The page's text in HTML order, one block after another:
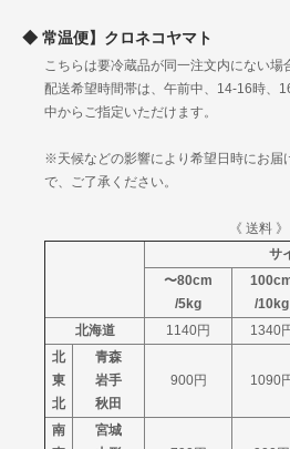
関
西
京都
大阪
兵庫
奈良
1230円
鳥取
島根
広島
愛媛
高知
1360円
九
福岡
佐賀
長崎
常温便】クロネコヤマト
こちらは要冷蔵品が同一注文内にない場
配送希望時間帯は、午前中、14-16時、
中からご指定いただけます。
※天候などの影響により希望日時にお届
で、ご了承ください。
《 送料 》
サ
〜80cm
/5kg
/10kg
北海道
1140円 1340
北
東
北
青森
岩手
秋田
900円 1090
南
宮城